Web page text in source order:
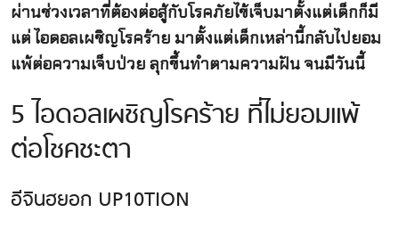
ผ่านช่วงเวลาที่ต้องต่อสู้กับโรคภัยไข้เจ็บมาตั้งแต่เด็กก็มี
แต่ ไอดอลเผชิญโรคร้าย มาตั้งแต่เด็กเหล่านี้กลับไปยอม
แพ้ต่อความเจ็บป่วย ลุกขึ้นทำตามความฝัน จนมีวันนี้
5 ไอดอลเผชิญโรคร้าย ที่ไม่ยอมแพ้
ต่อโชคชะตา
อีจินฮยอก UP10TION